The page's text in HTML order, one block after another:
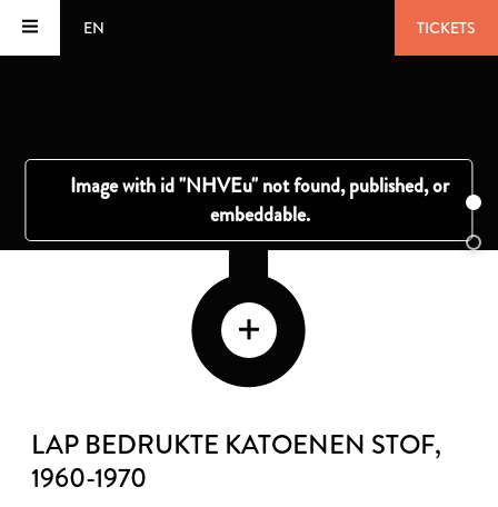
EN TICKETS
LAP BEDRUKTE KATOENEN STOF,
1960-1970